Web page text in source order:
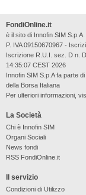
La Società
Chi è Innofin SIM
Organi Sociali
News fondi
RSS FondiOnline.it
Il servizio
Condizioni di Utilizzo
FondiOnline.it
è il sito di Innofin SIM S.p.A.
P. IVA 09150670967 -
Iscrizione R.U.I. sez. D n.
14:35:07 CEST 2026
Innofin SIM S.p.A fa parte
della Borsa Italiana
Per ulteriori informazioni,